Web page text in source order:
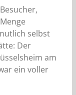
selbst
Der
am
ein voller